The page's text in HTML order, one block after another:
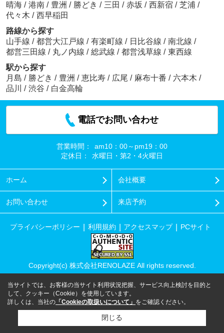
晴海 / 港南 / 豊洲 / 勝どき / 三田 / 赤坂 / 西新宿 / 芝浦 /
代々木 / 西早稲田
路線から探す
山手線 / 都営大江戸線 / 有楽町線 / 日比谷線 / 南北線 /
都営三田線 / 丸ノ内線 / 総武線 / 都営浅草線 / 東西線
駅から探す
月島 / 勝どき / 豊洲 / 恵比寿 / 広尾 / 麻布十番 / 六本木 /
品川 / 渋谷 / 白金高輪
電話でお問い合わせ
営業時間：
am10：00～pm19：00
定休日：
水曜日・第2・4火曜日
ホーム 会社概要
お問い合わせ 来店予約
プライバシーポリシー 利用規約 アクセスマップ PCサイト
Copyright(c) 株式会社RENOLAZE All rights reserved.
当サイトでは、お客様の当サイト利用状況把握、サービス向上検討を目的と
して、クッキー（Cookie）を使用しています。
詳しくは、当社の 「Cookieの取扱いについて」 をご確認ください。
閉じる